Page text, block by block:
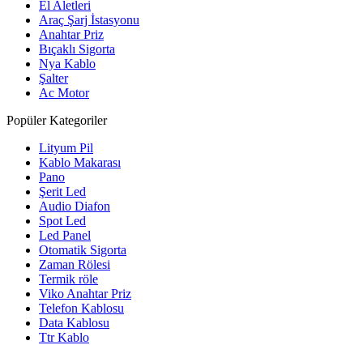
El Aletleri
Araç Şarj İstasyonu
Anahtar Priz
Bıçaklı Sigorta
Nya Kablo
Şalter
Ac Motor
Popüler Kategoriler
Lityum Pil
Kablo Makarası
Pano
Şerit Led
Audio Diafon
Spot Led
Led Panel
Otomatik Sigorta
Zaman Rölesi
Termik röle
Viko Anahtar Priz
Telefon Kablosu
Data Kablosu
Ttr Kablo